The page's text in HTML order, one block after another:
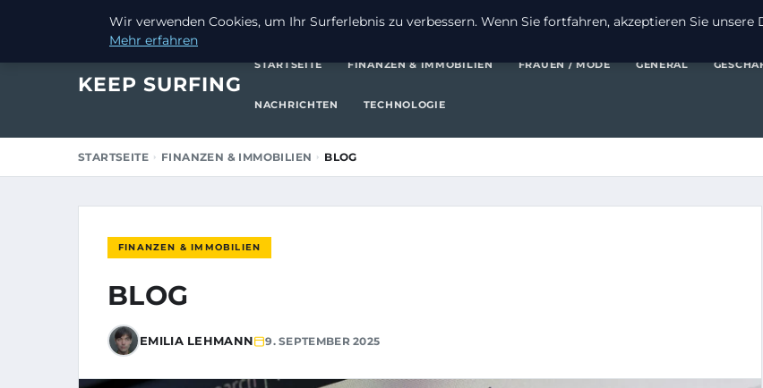
9. SEPTEMBER 2025
KEEP SURFING
STARTSEITE FINANZEN & IMMOBILIEN FRAUEN / MODE GENERAL
NACHRICHTEN TECHNOLOGIE
STARTSEITE FINANZEN & IMMOBILIEN BLOG
FINANZEN & IMMOBILIEN
BLOG
EMILIA LEHMANN 9. SEPTEMBER 2025
Wir verwenden Cookies, um Ihr Surferlebnis zu verbessern. Wenn Sie fortfahren, akzeptieren Sie
Mehr erfahren